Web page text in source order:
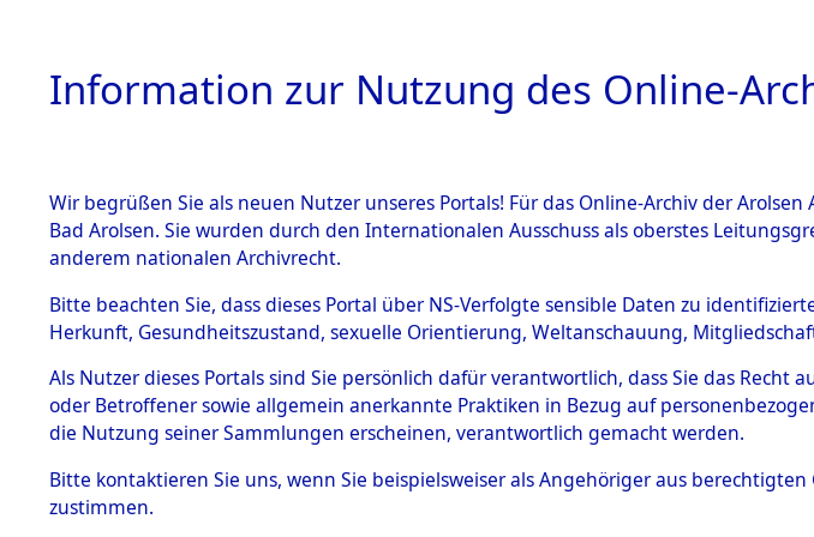
HOME BESTANDSBESCHREIBUNG ARCHIVALE
BESTÄNDE
Inhaftierungsdoku
mente
5. Verschiedenes
Todesmärsche
5.3.1 Alliierte
Anfragen an den ITS
Todesmärschen→0002
Information zur Nutzung des Online-
Wir begrüßen Sie als neuen Nutzer unseres Portals! Für das Online-Archiv der
Bad Arolsen. Sie wurden durch den Internationalen Ausschuss als oberstes
anderem nationalen Archivrecht.
Bitte beachten Sie, dass dieses Portal über NS-Verfolgte sensible Daten zu
Herkunft, Gesundheitszustand, sexuelle Orientierung, Weltanschauung,
Als Nutzer dieses Portals sind Sie persönlich dafür verantwortlich, dass Sie das
oder Betroffener sowie allgemein anerkannte Praktiken in Bezug auf
die Nutzung seiner Sammlungen erscheinen, verantwortlich gemacht werden.
Bitte kontaktieren Sie uns, wenn Sie beispielsweiser als Angehöriger aus
zustimmen.